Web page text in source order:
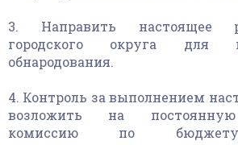
3. Направить настоящее
городского округа для
обнародования.
4. Контроль за выполнением
возложить на
комиссию по